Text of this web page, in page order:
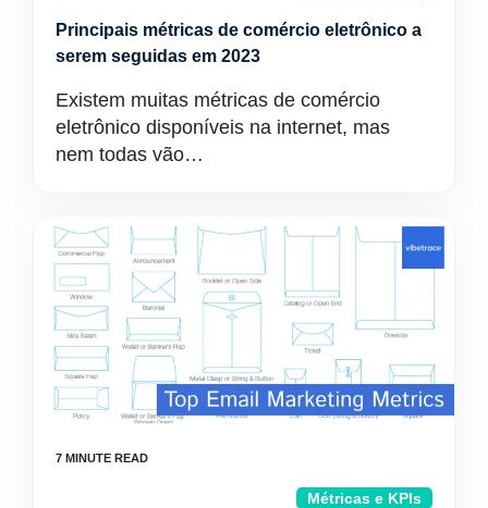
Principais métricas de comércio eletrônico a
serem seguidas em 2023
Existem muitas métricas de comércio
eletrônico disponíveis na internet, mas
nem todas vão…
Métricas e KPIs